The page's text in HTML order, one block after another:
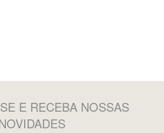
E RECEBA NOSSAS